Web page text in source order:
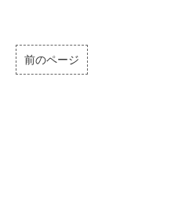
前のページ